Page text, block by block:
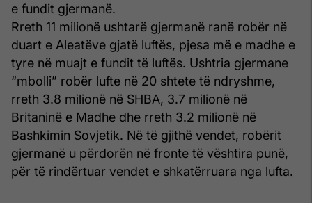
e fundit gjermanë.
Rreth 11 milionë ushtarë gjermanë ranë robër në
duart e Aleatëve gjatë luftës, pjesa më e madhe e
tyre në muajt e fundit të luftës. Ushtria gjermane
“mbolli” robër lufte në 20 shtete të ndryshme,
rreth 3.8 milionë në SHBA, 3.7 milionë në
Britaninë e Madhe dhe rreth 3.2 milionë në
Bashkimin Sovjetik. Në të gjithë vendet, robërit
gjermanë u përdorën në fronte të vështira punë,
për të rindërtuar vendet e shkatërruara nga lufta.